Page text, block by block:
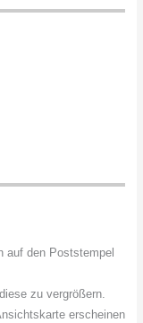
auf den Poststempel
zu vergrößern.
erscheinen